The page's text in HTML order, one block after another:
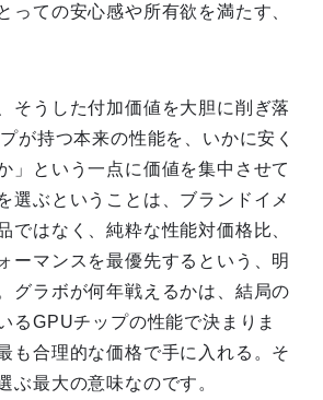
っての安心感や所有欲を満たす、
そうした付加価値を大胆に削ぎ落
が持つ本来の性能を、いかに安く
」という一点に価値を集中させて
選ぶということは、ブランドイメ
ではなく、純粋な性能対価格比、
ーマンスを最優先するという、明
グラボが何年戦えるかは、結局の
るGPUチップの性能で決まりま
も合理的な価格で手に入れる。そ
ぶ最大の意味なのです。